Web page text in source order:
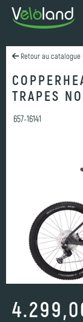
Retour au catalogue
TRAPES
657-16141